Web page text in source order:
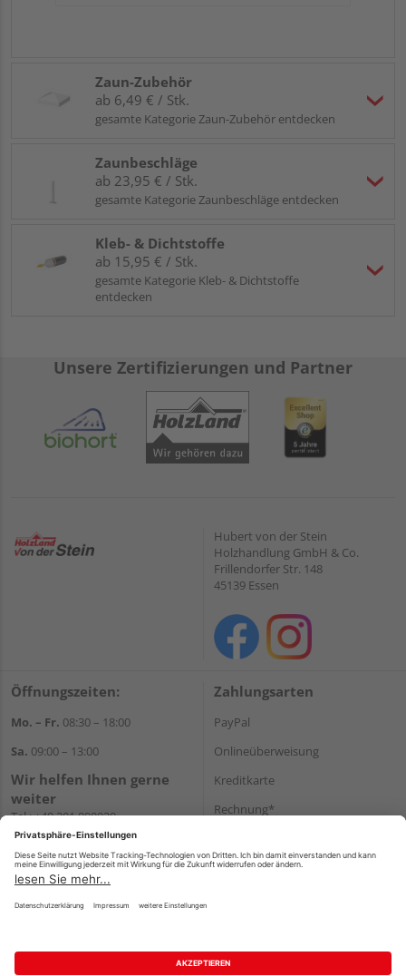
Zaun-Zubehör
ab 6,49 € / Stk.
gesamte Kategorie Zaun-Zubehör entdecken
Zaunbeschläge
ab 23,95 € / Stk.
gesamte Kategorie Zaunbeschläge entdecken
Kleb- & Dichtstoffe
ab 15,95 € / Stk.
gesamte Kategorie Kleb- & Dichtstoffe
entdecken
Unsere Zertifizierungen und Partner
Hubert von der Stein
Holzhandlung GmbH & Co.
Frillendorfer Str. 148
45139 Essen
Öffnungszeiten:
Mo. – Fr. 08:30 – 18:00
Sa. 09:00 – 13:00
Wir helfen Ihnen gerne
weiter
Tel.:+49 201 898020
E-Mail:shop@vonderstein.de
Zahlungsarten
PayPal
Onlineüberweisung
Kreditkarte
Rechnung*
Versand
Impressum AGB Widerruf
Datenschutz